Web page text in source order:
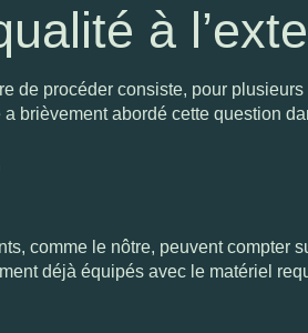
à
de procéder consiste, pour
brièvement abordé cette question
comme le nôtre, peuvent compter
déjà équipés avec le matériel